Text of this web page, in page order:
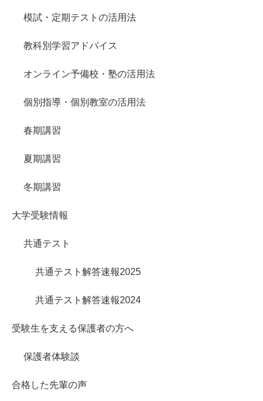
模試・定期テストの活用法
教科別学習アドバイス
オンライン予備校・塾の活用法
個別指導・個別教室の活用法
春期講習
夏期講習
冬期講習
大学受験情報
共通テスト
共通テスト解答速報2025
共通テスト解答速報2024
受験生を支える保護者の方へ
保護者体験談
合格した先輩の声